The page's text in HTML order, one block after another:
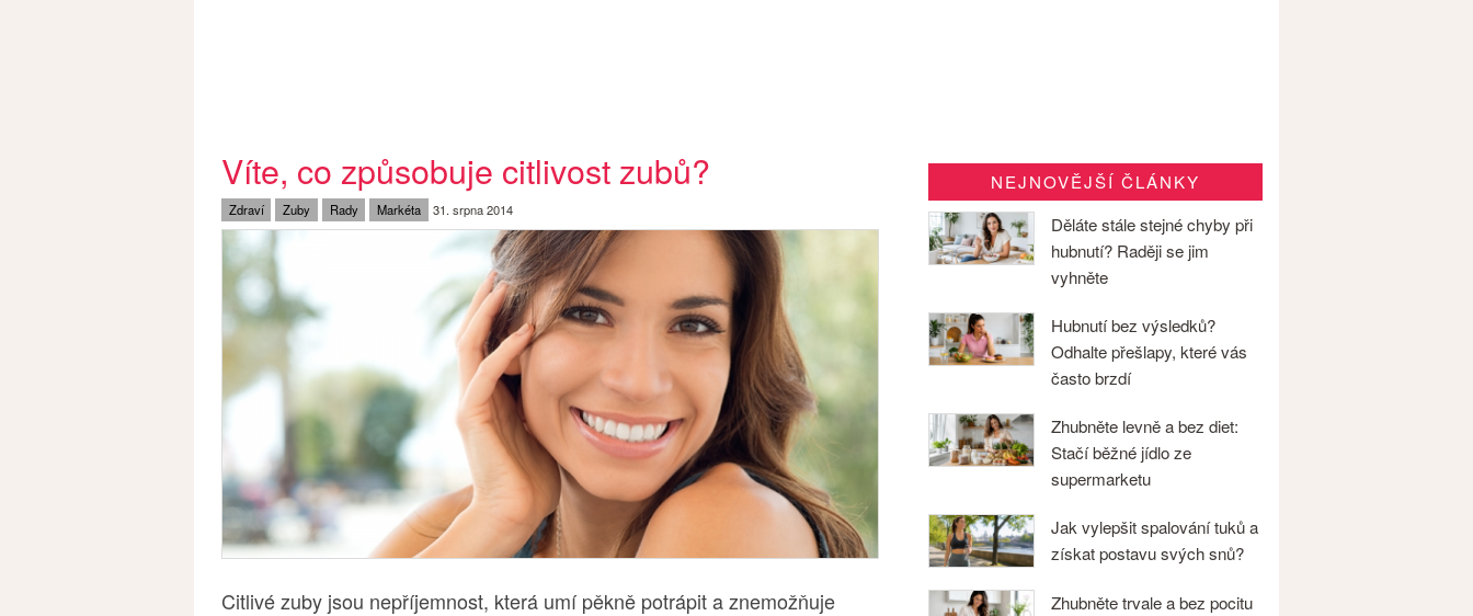
Víte, co způsobuje citlivost zubů?
Zdraví Zuby Rady Markéta 31. srpna 2014
Citlivé zuby jsou nepříjemnost, která umí pěkně potrápit a znemožňuje
NEJNOVĚJŠÍ ČLÁNKY
Děláte stále stejné chyby při
hubnutí? Raději se jim
vyhněte
Hubnutí bez výsledků?
Odhalte přešlapy, které vás
často brzdí
Zhubněte levně a bez diet:
Stačí běžné jídlo ze
supermarketu
Jak vylepšit spalování tuků a
získat postavu svých snů?
Zhubněte trvale a bez pocitu